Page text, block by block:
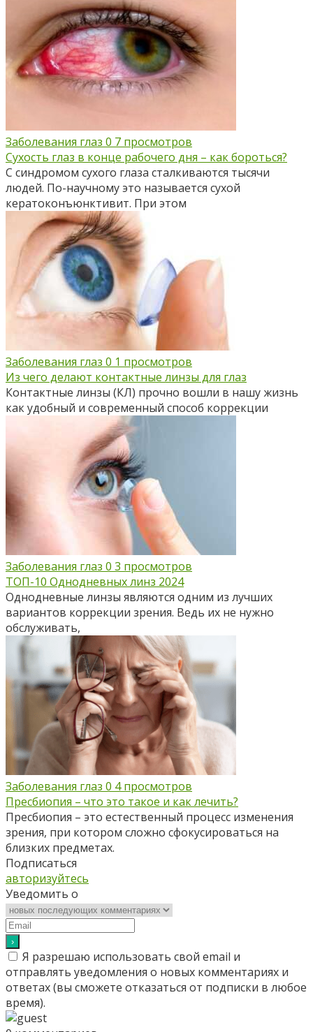
Заболевания глаз 0 7 просмотров
Сухость глаз в конце рабочего дня – как бороться?
С синдромом сухого глаза сталкиваются тысячи
людей. По-научному это называется сухой
кератоконъюнктивит. При этом
Заболевания глаз 0 1 просмотров
Из чего делают контактные линзы для глаз
Контактные линзы (КЛ) прочно вошли в нашу жизнь
как удобный и современный способ коррекции
Заболевания глаз 0 3 просмотров
ТОП-10 Однодневных линз 2024
Однодневные линзы являются одним из лучших
вариантов коррекции зрения. Ведь их не нужно
обслуживать,
Заболевания глаз 0 4 просмотров
Пресбиопия – что это такое и как лечить?
Пресбиопия – это естественный процесс изменения
зрения, при котором сложно сфокусироваться на
близких предметах.
Подписаться
авторизуйтесь
Уведомить о
Я разрешаю использовать свой email и
отправлять уведомления о новых комментариях и
ответах (вы cможете отказаться от подписки в любое
время).